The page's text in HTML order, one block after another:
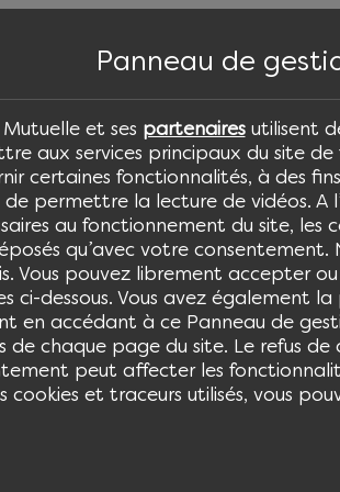
au
et salariés Travailleur
Panneau de
Mutuelle et ses partenairesutilisent
aux services principaux du site
certaines fonctionnalités, à des
permettre la lecture de vidéos. A
au fonctionnement du site, les
qu’avec votre
Vous pouvez librement accepter
ci-dessous. Vous avez également
en accédant à ce Panneau de
de chaque page du site. Le refus
peut affecter les
cookies et traceurs utilisés, vous